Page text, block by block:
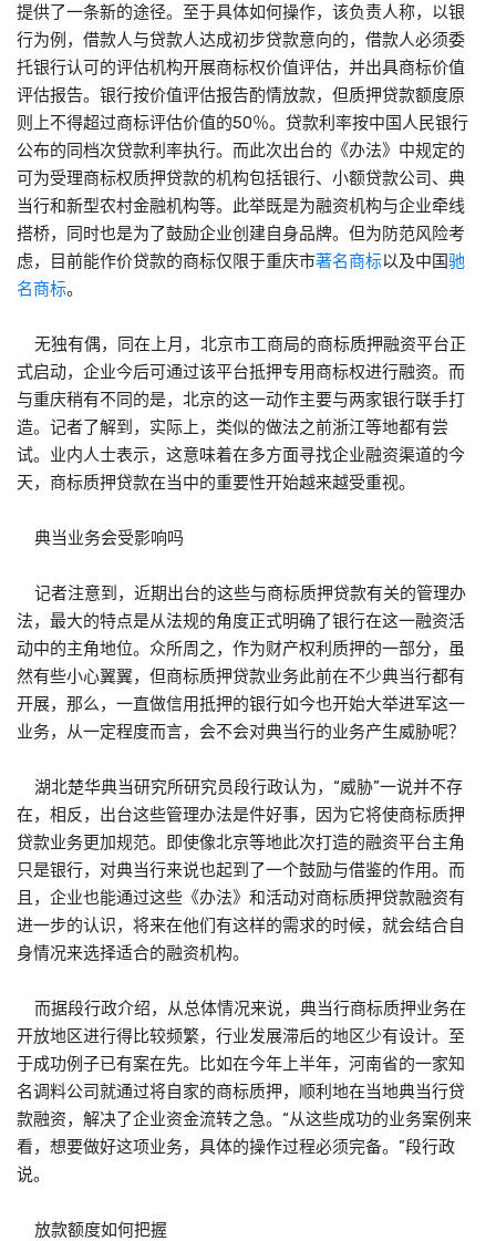
提供了一条新的途径。至于具体如何操作，该负责人称，以银
行为例，借款人与贷款人达成初步贷款意向的，借款人必须委
托银行认可的评估机构开展商标权价值评估，并出具商标价值
评估报告。银行按价值评估报告酌情放款，但质押贷款额度原
则上不得超过商标评估价值的50％。贷款利率按中国人民银行
公布的同档次贷款利率执行。而此次出台的《办法》中规定的
可为受理商标权质押贷款的机构包括银行、小额贷款公司、典
当行和新型农村金融机构等。此举既是为融资机构与企业牵线
搭桥，同时也是为了鼓励企业创建自身品牌。但为防范风险考
虑，目前能作价贷款的商标仅限于重庆市著名商标以及中国驰
名商标。
无独有偶，同在上月，北京市工商局的商标质押融资平台正
式启动，企业今后可通过该平台抵押专用商标权进行融资。而
与重庆稍有不同的是，北京的这一动作主要与两家银行联手打
造。记者了解到，实际上，类似的做法之前浙江等地都有尝
试。业内人士表示，这意味着在多方面寻找企业融资渠道的今
天，商标质押贷款在当中的重要性开始越来越受重视。
典当业务会受影响吗
记者注意到，近期出台的这些与商标质押贷款有关的管理办
法，最大的特点是从法规的角度正式明确了银行在这一融资活
动中的主角地位。众所周之，作为财产权利质押的一部分，虽
然有些小心翼翼，但商标质押贷款业务此前在不少典当行都有
开展，那么，一直做信用抵押的银行如今也开始大举进军这一
业务，从一定程度而言，会不会对典当行的业务产生威胁呢？
湖北楚华典当研究所研究员段行政认为，“威胁”一说并不存
在，相反，出台这些管理办法是件好事，因为它将使商标质押
贷款业务更加规范。即使像北京等地此次打造的融资平台主角
只是银行，对典当行来说也起到了一个鼓励与借鉴的作用。而
且，企业也能通过这些《办法》和活动对商标质押贷款融资有
进一步的认识，将来在他们有这样的需求的时候，就会结合自
身情况来选择适合的融资机构。
而据段行政介绍，从总体情况来说，典当行商标质押业务在
开放地区进行得比较频繁，行业发展滞后的地区少有设计。至
于成功例子已有案在先。比如在今年上半年，河南省的一家知
名调料公司就通过将自家的商标质押，顺利地在当地典当行贷
款融资，解决了企业资金流转之急。“从这些成功的业务案例来
看，想要做好这项业务，具体的操作过程必须完备。”段行政
说。
放款额度如何把握